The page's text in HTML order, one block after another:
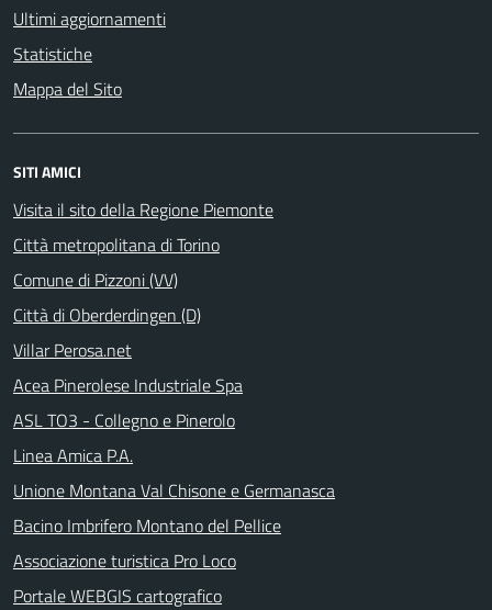
Ultimi aggiornamenti
Statistiche
Mappa del Sito
SITI AMICI
Visita il sito della Regione Piemonte
Città metropolitana di Torino
Comune di Pizzoni (VV)
Città di Oberderdingen (D)
Villar Perosa.net
Acea Pinerolese Industriale Spa
ASL TO3 - Collegno e Pinerolo
Linea Amica P.A.
Unione Montana Val Chisone e Germanasca
Bacino Imbrifero Montano del Pellice
Associazione turistica Pro Loco
Portale WEBGIS cartografico